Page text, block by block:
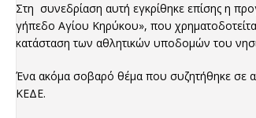
Στη συνεδρίαση αυτή εγκρίθηκε επίσης η
γήπεδο Αγίου Κηρύκου», που
κατάσταση των αθλητικών υποδομών του
Ένα ακόμα σοβαρό θέμα που συζητήθηκε σε
ΚΕΔΕ.